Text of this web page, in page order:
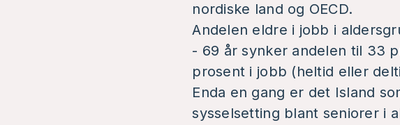
nordiske land og OECD.
Andelen eldre i jobb i
- 69 år synker andelen til 33
prosent i jobb (heltid eller
Enda en gang er det Island
sysselsetting blant seniorer i